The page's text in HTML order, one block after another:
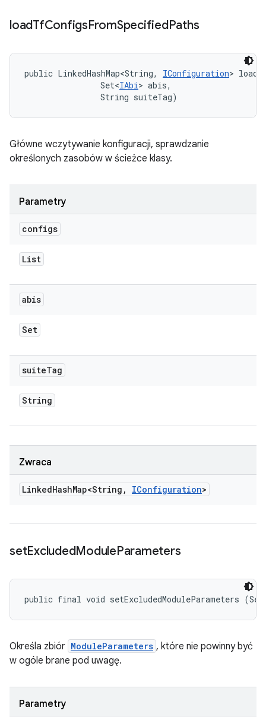
loadTfConfigsFromSpecifiedPaths
public LinkedHashMap<String, IConfiguration>
                Set<
IAbi> abis,
                String suiteTag)
Główne wczytywanie konfiguracji, sprawdzanie
określonych zasobów w ścieżce klasy.
Parametry
configs
List
abis
Set
suiteTag
String
Zwraca
LinkedHashMap<String , IConfiguration>
setExcludedModuleParameters
public final void setExcludedModuleParameters
Określa zbiór ModuleParameters , które nie powinny być
w ogóle brane pod uwagę.
Parametry